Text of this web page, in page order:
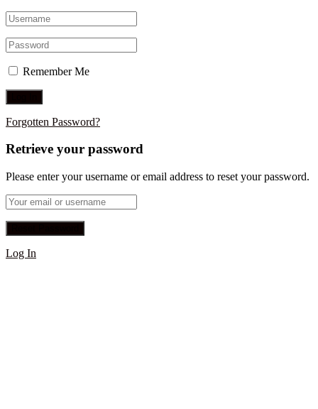
Remember Me
Forgotten Password?
Retrieve your password
Please enter your username or email address to reset your password.
Log In